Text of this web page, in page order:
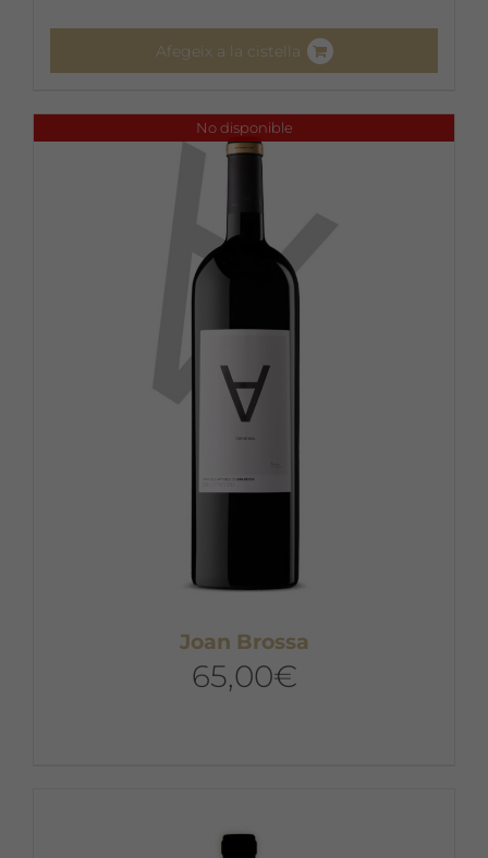
Afegeix a la cistella
No disponible
Joan Brossa
65,00€